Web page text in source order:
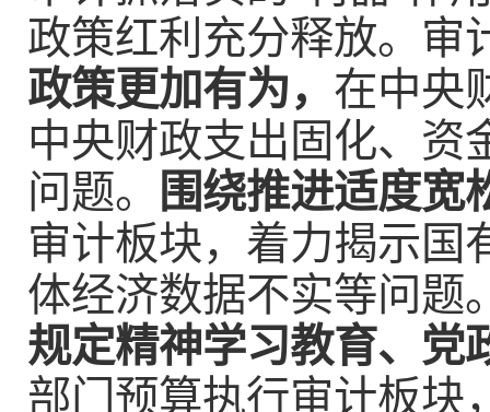
政策红利充分释放。审
政策更加有为， 在中央
中央财政支出固化、资
问题。
围绕推进适度宽
审计板块，着力揭示国
体经济数据不实等问题
规定精神学习教育、党
部门预算执行审计板块